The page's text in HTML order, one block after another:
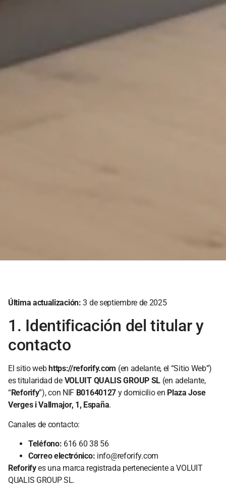
Última actualización: 3 de septiembre de 2025
1. Identificación del titular y
contacto
El sitio web https://reforify.com (en adelante, el “Sitio Web”)
es titularidad de VOLUIT QUALIS GROUP SL (en adelante,
“Reforify”), con NIF B01640127 y domicilio en Plaza Jose
Verges i Vallmajor, 1, España.
Canales de contacto:
Teléfono: 616 60 38 56
Correo electrónico: info@reforify.com
Reforifyes una marca registrada perteneciente a VOLUIT
QUALIS GROUP SL.